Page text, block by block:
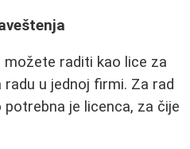
raditi kao lice za
u jednoj firmi. Za rad
je licenca, za čije